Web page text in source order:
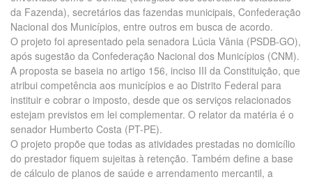
da Fazenda), secretários das fazendas municipais, Confederação
Nacional dos Municípios, entre outros em busca de acordo.
O projeto foi apresentado pela senadora Lúcia Vânia (PSDB-GO),
após sugestão da Confederação Nacional dos Municípios (CNM).
A proposta se baseia no artigo 156, inciso III da Constituição, que
atribui competência aos municípios e ao Distrito Federal para
instituir e cobrar o imposto, desde que os serviços relacionados
estejam previstos em lei complementar. O relator da matéria é o
senador Humberto Costa (PT-PE).
O projeto propõe que todas as atividades prestadas no domicílio
do prestador fiquem sujeitas à retenção. Também define a base
de cálculo de planos de saúde e arrendamento mercantil, a